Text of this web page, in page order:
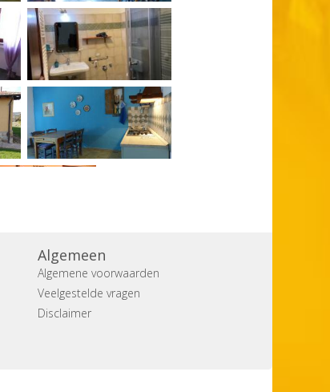
Algemeen
Algemene voorwaarden
Veelgestelde vragen
Disclaimer